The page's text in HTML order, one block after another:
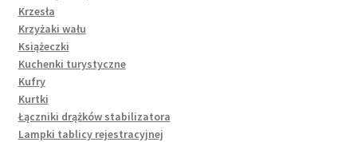
Krzesła
Krzyżaki wału
Książeczki
Kuchenki turystyczne
Kufry
Kurtki
Łączniki drążków stabilizatora
Lampki tablicy rejestracyjnej